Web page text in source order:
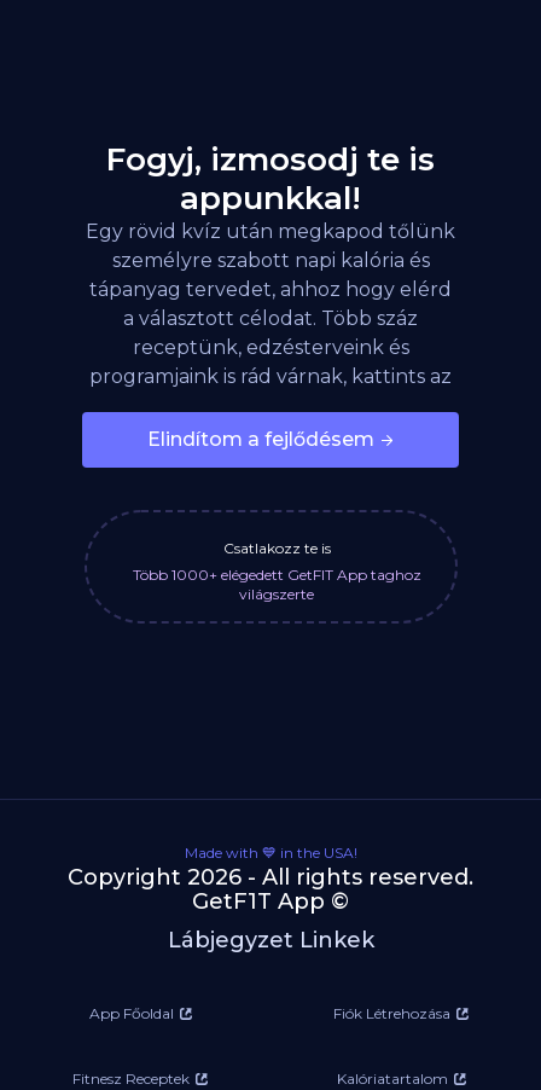
Fogyj, izmosodj te is
appunkkal!
Egy rövid kvíz után megkapod tőlünk
személyre szabott napi kalória és
tápanyag tervedet, ahhoz hogy elérd
a választott célodat. Több száz
receptünk, edzésterveink és
programjaink is rád várnak, kattints az
Elindítom a fejlődésem
Csatlakozz te is
Több 1000+ elégedett GetFIT App taghoz
világszerte
Made with 💙 in the USA!
Copyright 2026 - All rights reserved.
GetF1T App ©
Lábjegyzet Linkek
App Főoldal Fiók Létrehozása
Fitnesz Receptek Kalóriatartalom